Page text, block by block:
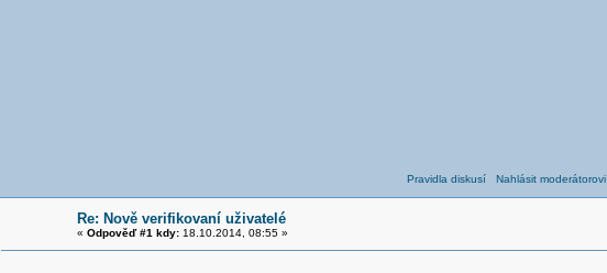
Pravidla diskusí Nahlásit moderátorovi
Re: Nově verifikovaní uživatelé
« Odpověď #1 kdy:18.10.2014, 08:55 »